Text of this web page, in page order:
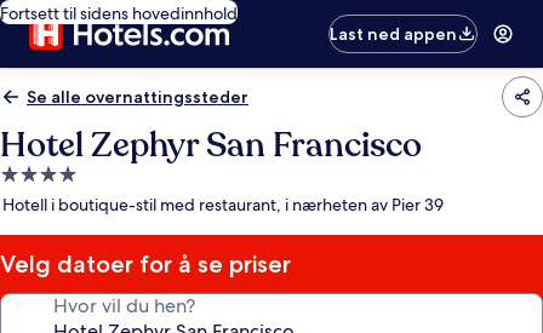
Fortsett til sidens hovedinnhold
Last ned appen
Se alle overnattingssteder
Hotel Zephyr San Francisco
Overnattingssted
med
stjerner
Hotell i boutique-stil med restaurant, i nærheten av Pier 39
Velg datoer for å se priser
Hvor vil du hen?